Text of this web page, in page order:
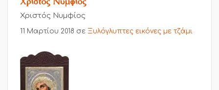
Χριστός Νυμφίος
11 Μαρτίου 2018 σε Ξυλόγλυπτες εικόνες με τζάμι